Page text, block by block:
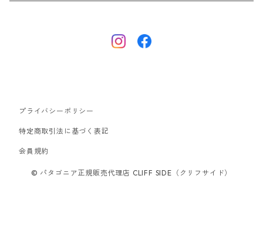
スウェットシャツ・フーディ
ボードショーツ
プライバシーポリシー
特定商取引法に基づく表記
会員規約
© パタゴニア正規販売代理店 CLIFF SIDE（クリフサイド）